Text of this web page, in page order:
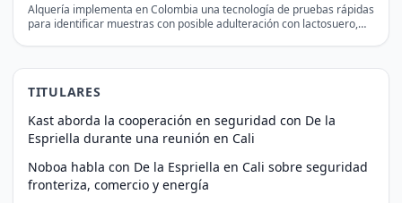
Alquería implementa en Colombia una tecnología de pruebas rápidas
para identificar muestras con posible adulteración con lactosuero,
TITULARES
Kast aborda la cooperación en seguridad con De la
Espriella durante una reunión en Cali
Noboa habla con De la Espriella en Cali sobre seguridad
fronteriza, comercio y energía